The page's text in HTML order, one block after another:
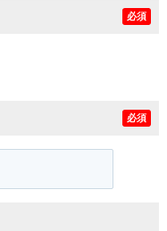
必須
必須